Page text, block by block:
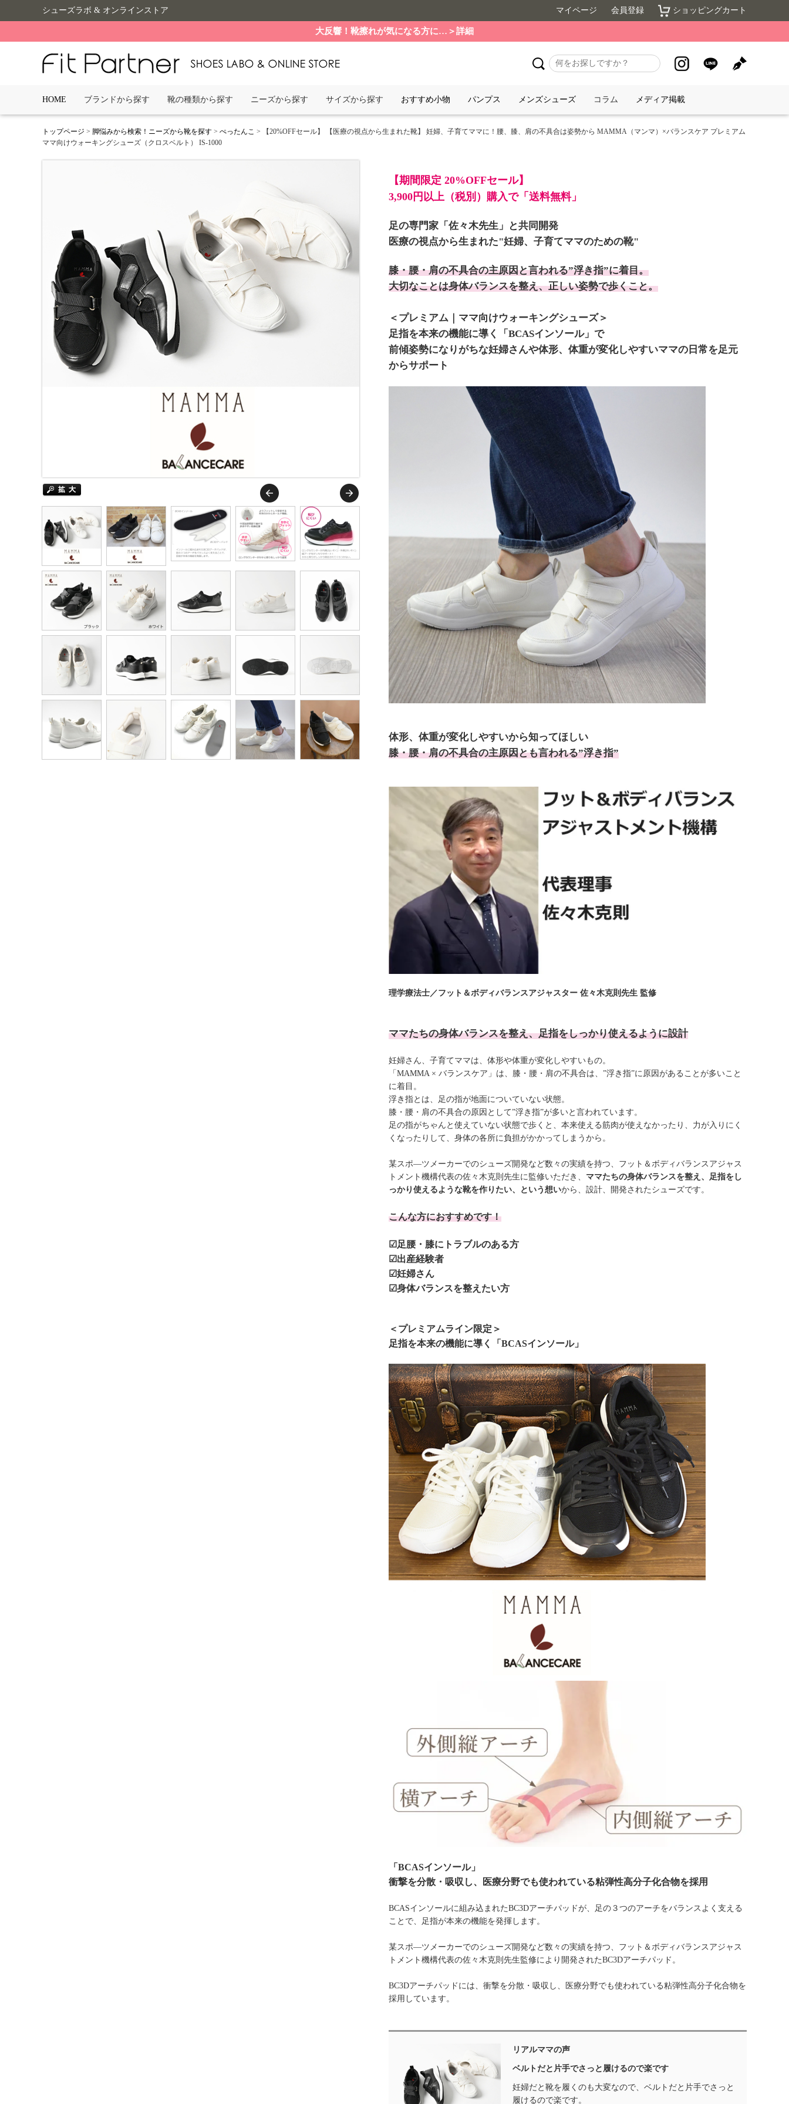
シューズラボ & オンラインストア マイページ 会員登録 ショッピングカート
大反響！靴擦れが気になる方に…＞詳細
HOME ブランドから探す 靴の種類から探す ニーズから探す サイズから探す おすすめ小物 パンプス メンズシューズ コラム メディア掲載
トップページ > 脚悩みから検索！ニーズから靴を探す > ぺったんこ > 【20%OFFセール】 【医療の視点から生まれた靴】 妊婦、子育てママに！腰、膝、肩の不具合は姿勢から MAMMA（マンマ）×バランスケア プレミアム
ママ向けウォーキングシューズ（クロスベルト） IS-1000
【期間限定 20%OFFセール】
3,900円以上（税別）購入で「送料無料」
足の専門家「佐々木先生」と共同開発
医療の視点から生まれた"妊婦、子育てママのための靴"
膝・腰・肩の不具合の主原因と言われる”浮き指”に着目。
大切なことは身体バランスを整え、正しい姿勢で歩くこと。
＜プレミアム｜ママ向けウォーキングシューズ＞
足指を本来の機能に導く「BCASインソール」で
前傾姿勢になりがちな妊婦さんや体形、体重が変化しやすいママの日常を足元
からサポート
体形、体重が変化しやすいから知ってほしい
膝・腰・肩の不具合の主原因とも言われる”浮き指”
理学療法士／フット＆ボディバランスアジャスター 佐々木克則先生 監修
ママたちの身体バランスを整え、足指をしっかり使えるように設計
妊婦さん、子育てママは、体形や体重が変化しやすいもの。
「MAMMA × バランスケア」は、膝・腰・肩の不具合は、”浮き指”に原因があることが多いこと
に着目。
浮き指とは、足の指が地面についていない状態。
膝・腰・肩の不具合の原因として”浮き指”が多いと言われています。
足の指がちゃんと使えていない状態で歩くと、本来使える筋肉が使えなかったり、力が入りにく
くなったりして、身体の各所に負担がかかってしまうから。
某スポ―ツメーカーでのシューズ開発など数々の実績を持つ、フット＆ボディバランスアジャス
トメント機構代表の佐々木克則先生に監修いただき、 ママたちの身体バランスを整え、足指をし
っかり使えるような靴を作りたい、という想いから、設計、開発されたシューズです。
こんな方におすすめです！
☑足腰・膝にトラブルのある方
☑出産経験者
☑妊婦さん
☑身体バランスを整えたい方
＜プレミアムライン限定＞
足指を本来の機能に導く「BCASインソール」
「BCASインソール」
衝撃を分散・吸収し、医療分野でも使われている粘弾性高分子化合物を採用
BCASインソールに組み込まれたBC3Dアーチパッドが、足の３つのアーチをバランスよく支える
ことで、足指が本来の機能を発揮します。
某スポ―ツメーカーでのシューズ開発など数々の実績を持つ、フット＆ボディバランスアジャス
トメント機構代表の佐々木克則先生監修により開発されたBC3Dアーチパッド。
BC3Dアーチパッドには、衝撃を分散・吸収し、医療分野でも使われている粘弾性高分子化合物を
採用しています。
リアルママの声
ベルトだと片手でさっと履けるので楽です
妊婦だと靴を履くのも大変なので、ベルトだと片手でさっと
履けるので楽です。